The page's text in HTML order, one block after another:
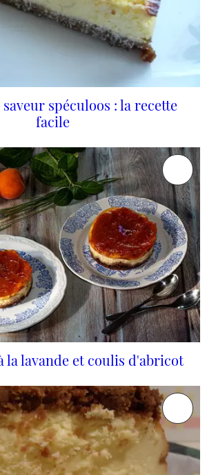
saveur spéculoos : la recette
facile
la lavande et coulis d'abricot